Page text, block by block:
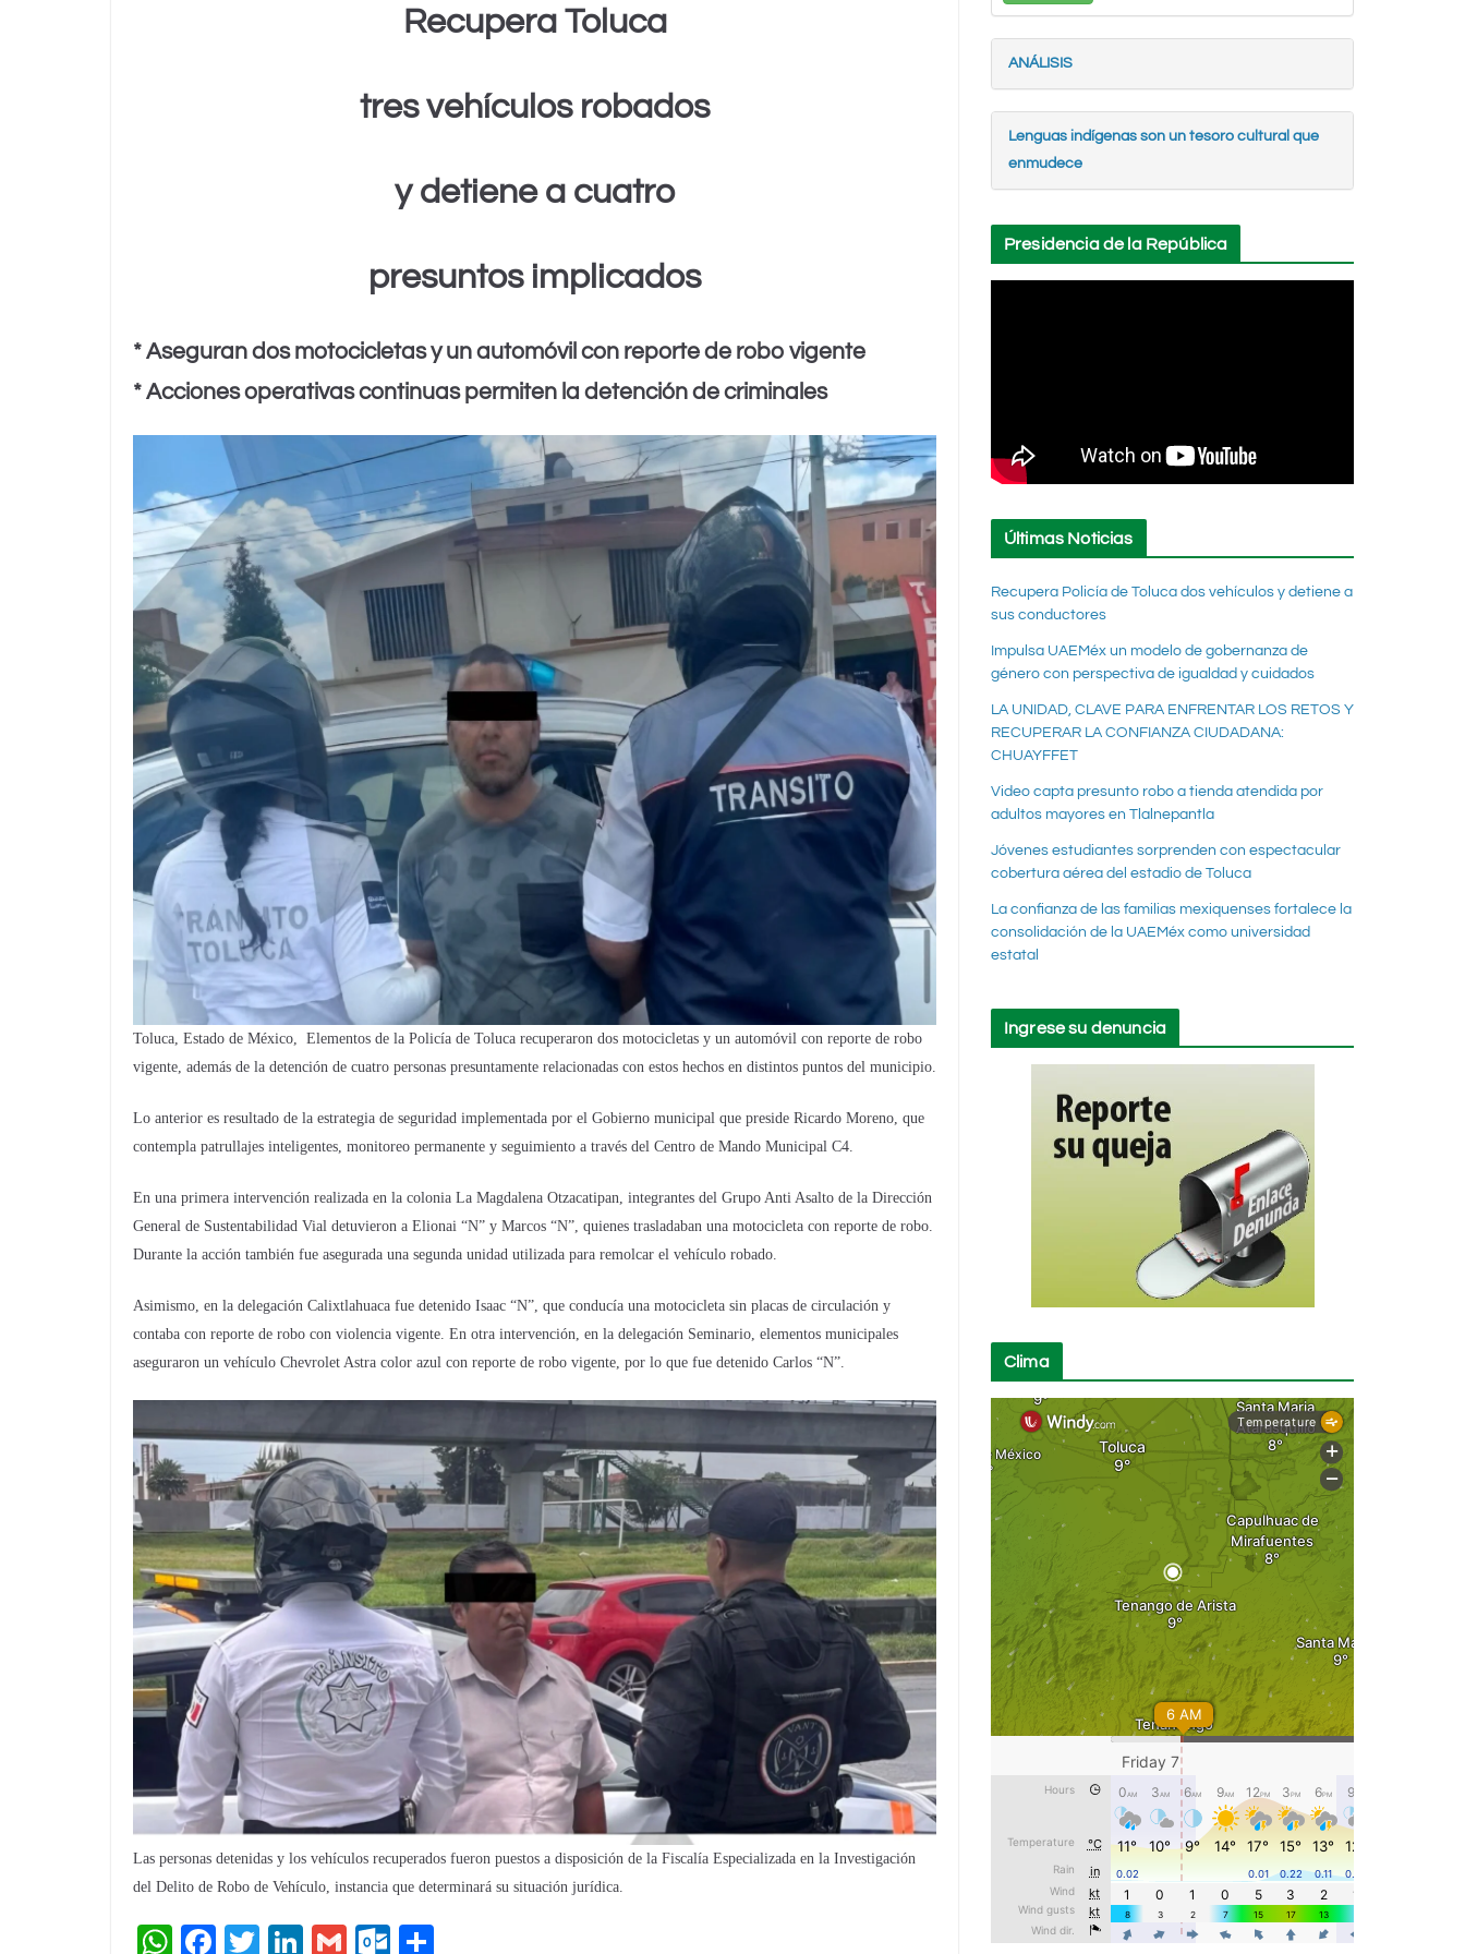
lo
c
m
m
ar
tir
Recupera Toluca
tres vehículos robados
y detiene a cuatro
presuntos implicados
* Aseguran dos motocicletas y un automóvil con reporte de robo vigente
* Acciones operativas continuas permiten la detención de criminales
Toluca, Estado de México, Elementos de la Policía de Toluca recuperaron dos motocicletas y un automóvil con reporte de robo
vigente, además de la detención de cuatro personas presuntamente relacionadas con estos hechos en distintos puntos del municipio.
Lo anterior es resultado de la estrategia de seguridad implementada por el Gobierno municipal que preside Ricardo Moreno, que
contempla patrullajes inteligentes, monitoreo permanente y seguimiento a través del Centro de Mando Municipal C4.
En una primera intervención realizada en la colonia La Magdalena Otzacatipan, integrantes del Grupo Anti Asalto de la Dirección
General de Sustentabilidad Vial detuvieron a Elionai “N” y Marcos “N”, quienes trasladaban una motocicleta con reporte de robo.
Durante la acción también fue asegurada una segunda unidad utilizada para remolcar el vehículo robado.
Asimismo, en la delegación Calixtlahuaca fue detenido Isaac “N”, que conducía una motocicleta sin placas de circulación y
contaba con reporte de robo con violencia vigente. En otra intervención, en la delegación Seminario, elementos municipales
aseguraron un vehículo Chevrolet Astra color azul con reporte de robo vigente, por lo que fue detenido Carlos “N”.
Las personas detenidas y los vehículos recuperados fueron puestos a disposición de la Fiscalía Especializada en la Investigación
del Delito de Robo de Vehículo, instancia que determinará su situación jurídica.
W F T Li G O
ANÁLISIS
Lenguas indígenas son un tesoro cultural que
enmudece
Presidencia de la República
Últimas Noticias
Recupera Policía de Toluca dos vehículos y detiene a
sus conductores
Impulsa UAEMéx un modelo de gobernanza de
género con perspectiva de igualdad y cuidados
LA UNIDAD, CLAVE PARA ENFRENTAR LOS RETOS Y
RECUPERAR LA CONFIANZA CIUDADANA:
CHUAYFFET
Video capta presunto robo a tienda atendida por
adultos mayores en Tlalnepantla
Jóvenes estudiantes sorprenden con espectacular
cobertura aérea del estadio de Toluca
La confianza de las familias mexiquenses fortalece la
consolidación de la UAEMéx como universidad
estatal
Ingrese su denuncia
Clima